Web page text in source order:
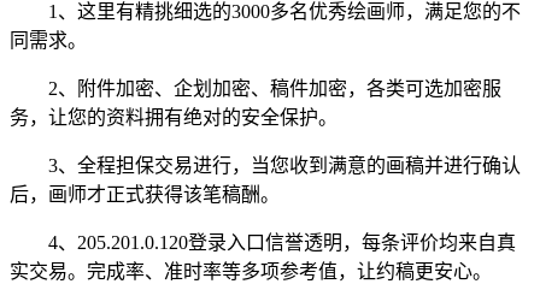
1、这里有精挑细选的3000多名优秀绘画师，满足您的不
同需求。
2、附件加密、企划加密、稿件加密，各类可选加密服
务，让您的资料拥有绝对的安全保护。
3、全程担保交易进行，当您收到满意的画稿并进行确认
后，画师才正式获得该笔稿酬。
4、205.201.0.120登录入口信誉透明，每条评价均来自真
实交易。完成率、准时率等多项参考值，让约稿更安心。